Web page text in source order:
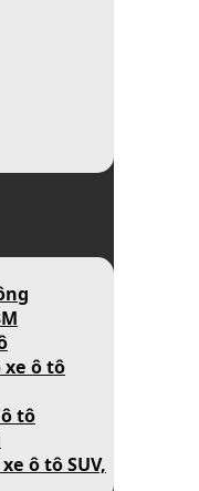
xe ô tô
tô
ô tô SUV,